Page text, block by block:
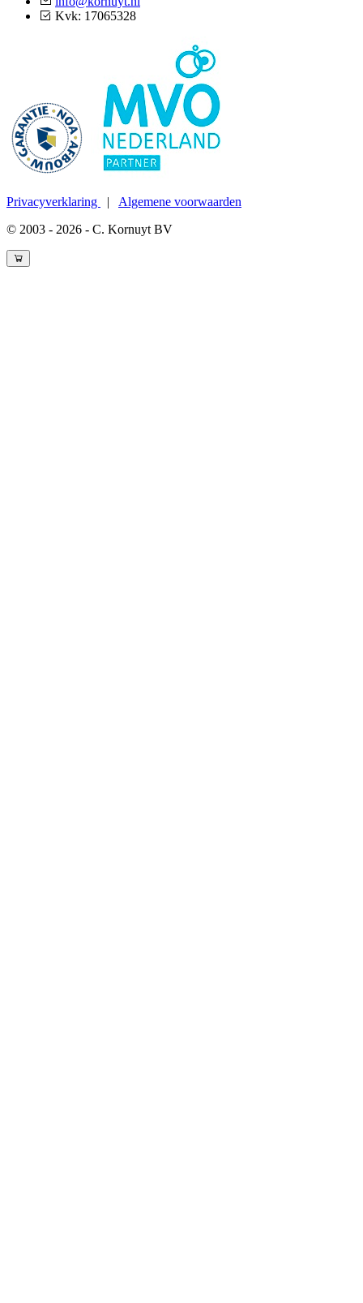
Kvk: 17065328
Privacyverklaring | Algemene voorwaarden
© 2003 - 2026 - C. Kornuyt BV